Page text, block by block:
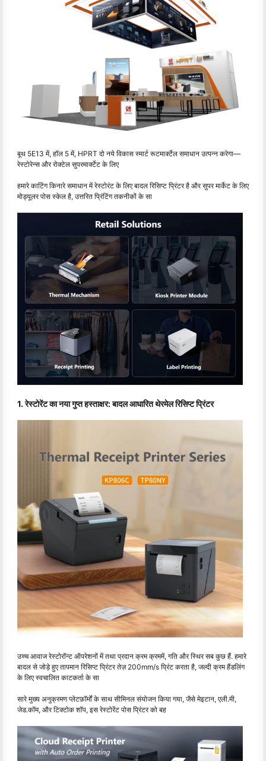
बूथ 5E13 में, हॉल 5 में, HPRT दो नये विकास स्मार्ट रूटमार्क्टेल समाधान उत्पन्न करेगा—
रेस्टोरेन्स और रोक्टेल सुपरमार्क्टेट के लिए
हमारे काटिंग किनारे समाधान में रेस्टोरंट के लिए बादल रिसिप्ट प्रिंटर है और सुपर मार्केट के लिए
मोड्यूलर पोस स्केल है, उत्तरित प्रिंटिंग तकनीकों के सा
1. रेस्टोरेंट का नया गुप्त हस्ताक्षर: बादल आधारित थेरमेल रिसिप्ट प्रिंटर
उच्च आवाज रेस्टोरॉन्ट ऑपरेशनों में तथा प्रदान क्रम क्रममें, गति और स्थिर सब कुछ हैं. हमारे
बादल से जोड़े हुए तापमान रिसिप्ट प्रिंटर तेज़ 200mm/s प्रिंट करता है, जल्दी क्रम हैंडलिंग
के लिए स्वचालित काटकर्ता के सा
सारे मुख्य अनुक्रमण प्लेटफ़ॉर्मों के साथ सीमिनल संयोजन किया गया, जैसे मेइटान, एली.मी,
जेड.कॉम, और टिक्टोक शॉप, इस रेस्टोरेंट पोस प्रिंटर को बह